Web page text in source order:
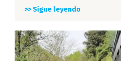
>> Sigue leyendo